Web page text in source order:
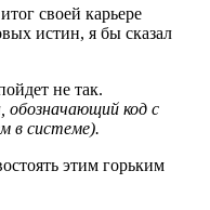
своей карьере
истин, я бы сказал
не так.
обозначающий код с
в системе).
этим горьким